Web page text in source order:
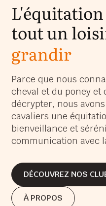
L'équitation
tout un
grandir
s’épanouir
s’amuser
grandir
Parce que nous
cheval et du poney et
décrypter, nous
cavaliers une
bienveillance et
communication avec
DÉCOUVREZ NOS
DÉCOUVREZ NOS
À PROPOS